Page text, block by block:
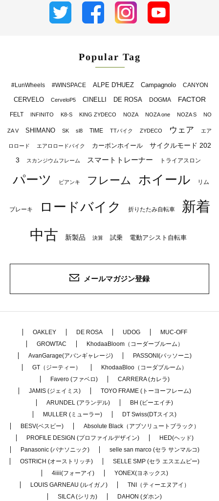
Popular Tag
#LunWheels #WINSPACE ALPE D'HUEZ Campagnolo CANYON
CERVELO CerveloP5 CINELLI DE ROSA DOGMA FACTOR
FELT INFINITO K8-S KING ZYDECO NOZA NOZA one NOZA S NO
ZA V SHIMANO SK sl8 TIME TTバイク ZYDECO ウェア エア
ロロード エアロロードバイク カーボンホイール
サイクルモード 202
3
スカンジウムフレーム スマートトレーナー トライアスロン
パーツ ビアンキ フレーム ホイール リム
ブレーキ ロードバイク 折りたたみ自転車
新着
中古
新製品 決算 試乗 電動アシスト自転車
メールマガジン登録
OAKLEY DE ROSA UDOG
MUC-OFF
GROWTAC
KhodaaBloom（コーダーブルーム）
AvanGarage(アバンギャレージ)
PASSONI(パッソーニ)
GT（ジーティー）
KhodaaBloo（コーダブルーム）
Favero (ファベロ)
CARRERA (カレラ)
JAMIS (ジェイミス)
TOYO FRAME (トーヨーフレーム)
ARUNDEL (アランデル)
BH (ビーエイチ)
MULLER (ミューラー)
DT Swiss(DTスイス)
BESV(ベスビー)
Absolute Black（アブソリュートブラック）
PROFILE DESIGN (プロファイルデザイン)
HED(ヘッド)
Panasonic (パナソニック)
selle san marco (セラ サンマルコ)
OSTRICH (オーストリッチ)
SELLE SMP (セラ エスエムピー)
4iiii(フォーアイ)
YONEX(ヨネックス)
LOUIS GARNEAU (ルイガノ)
TNI（ティーエヌアイ）
SILCA (シリカ)
DAHON (ダホン)